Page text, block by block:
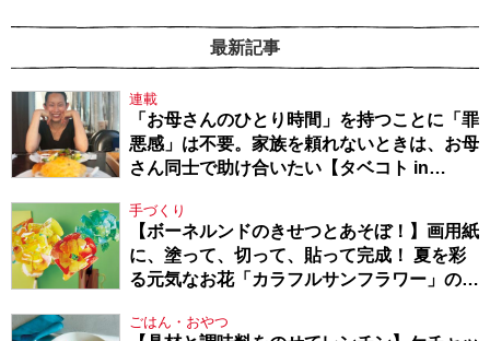
最新記事
連載
「お母さんのひとり時間」を持つことに「罪
悪感」は不要。家族を頼れないときは、お母
さん同士で助け合いたい【タベコト in
手づくり
【ボーネルンドのきせつとあそぼ！】画用紙
に、塗って、切って、貼って完成！ 夏を彩
る元気なお花「カラフルサンフラワー」の作
ごはん・おやつ